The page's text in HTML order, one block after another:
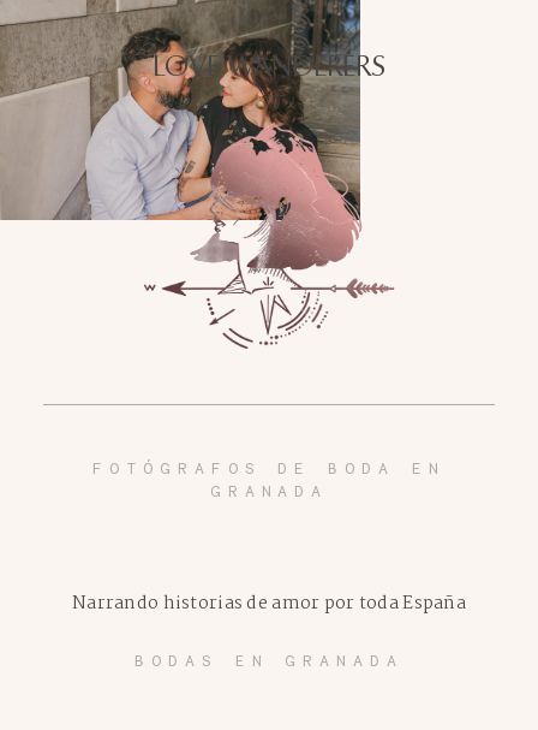
LOVE WANDERERS
FOTÓGRAFOS DE BODA EN
GRANADA
BODAS EN GRANADA
Narrando historias de amor por toda España